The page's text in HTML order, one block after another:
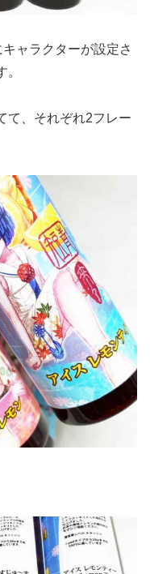
ャラクターが設定さ
て、それぞれ2フレー